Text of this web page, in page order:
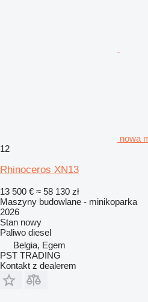
nowa
12
Rhinoceros XN13
13 500 € ≈ 58 130 zł
Maszyny budowlane - minikoparka
2026
Stan nowy
Paliwo diesel
Belgia, Egem
PST TRADING
Kontakt z dealerem